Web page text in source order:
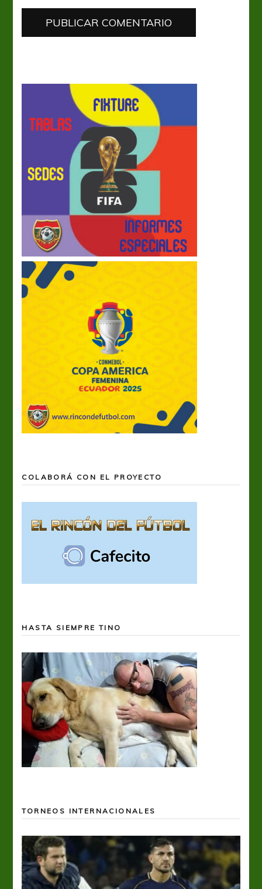
COLABORÁ CON EL PROYECTO
HASTA SIEMPRE TINO
TORNEOS INTERNACIONALES